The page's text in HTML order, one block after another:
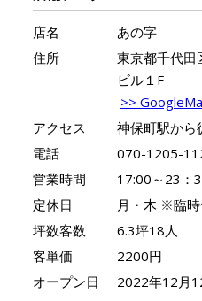
店名
あの字
住所
東京都千代
ビル１F
>>
アクセス
神保町駅から
電話
070-1205-
営業時間
17:00～23：
定休日
月・木 ※臨時
坪数客数
6.3坪18人
客単価
2200円
オープン日
2022年12月